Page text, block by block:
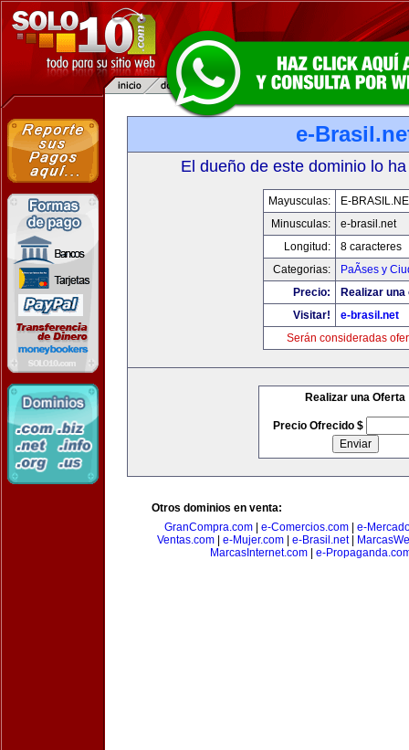
e-
El dueño de este dominio lo
Mayusculas:
E-
Minusculas:
e-brasil.net
Longitud:
8 caracteres
Categorias:
PaÃ­ses y
Precio:
Realizar
Visitar!
e-brasil.net
Serán consideradas
Realizar una Oferta
Precio Ofrecido $
Otros dominios en venta:
GranCompra.com
e-Comercios.com
e-
Ventas.com| e-Mujer.com| e-Brasil.net|
MarcasInternet.com
e-